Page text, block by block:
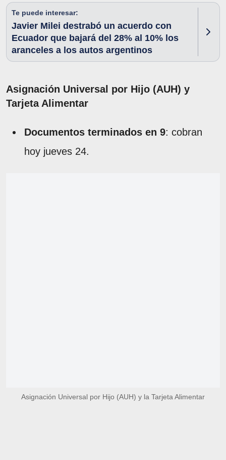
Te puede interesar:
Javier Milei destrabó un acuerdo con
Ecuador que bajará del 28% al 10% los
aranceles a los autos argentinos
Asignación Universal por Hijo (AUH) y
Tarjeta Alimentar
Documentos terminados en 9: cobran
hoy jueves 24.
Asignación Universal por Hijo (AUH) y la Tarjeta Alimentar